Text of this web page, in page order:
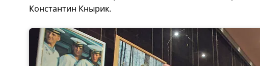
Константин Кнырик.